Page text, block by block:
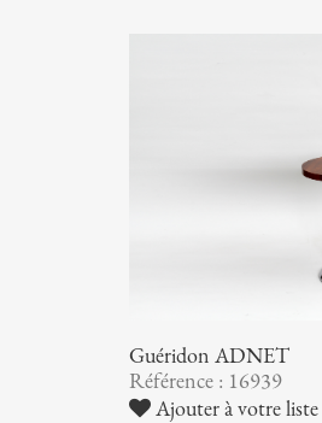
Guéridon ADNET
Référence : 16939
Ajouter à votre liste